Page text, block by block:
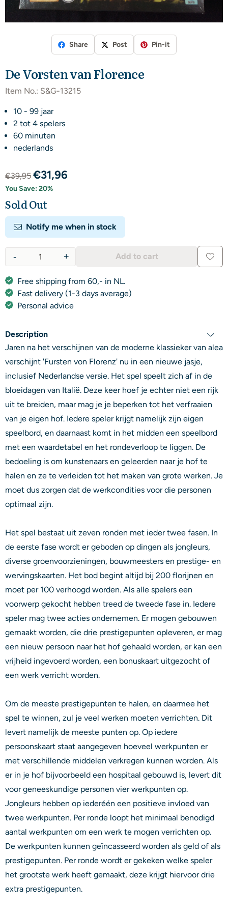
Share Post Pin-it
De Vorsten van Florence
Item No.: S&G-13215
10 - 99 jaar
2 tot 4 spelers
60 minuten
nederlands
€39,95 €31,96
You Save:20%
Sold Out
Notify me when in stock
+
- Add to cart
Free shipping from 60,- in NL.
Fast delivery (1-3 days average)
Personal advice
Description
Jaren na het verschijnen van de moderne klassieker van alea
verschijnt 'Fursten von Florenz' nu in een nieuwe jasje,
inclusief Nederlandse versie. Het spel speelt zich af in de
bloeidagen van Italië. Deze keer hoef je echter niet een rijk
uit te breiden, maar mag je je beperken tot het verfraaien
van je eigen hof. Iedere speler krijgt namelijk zijn eigen
speelbord, en daarnaast komt in het midden een speelbord
met een waardetabel en het rondeverloop te liggen. De
bedoeling is om kunstenaars en geleerden naar je hof te
halen en ze te verleiden tot het maken van grote werken. Je
moet dus zorgen dat de werkcondities voor die personen
optimaal zijn.
Het spel bestaat uit zeven ronden met ieder twee fasen. In
de eerste fase wordt er geboden op dingen als jongleurs,
diverse groenvoorzieningen, bouwmeesters en prestige- en
wervingskaarten. Het bod begint altijd bij 200 florijnen en
moet per 100 verhoogd worden. Als alle spelers een
voorwerp gekocht hebben treed de tweede fase in. Iedere
speler mag twee acties ondernemen. Er mogen gebouwen
gemaakt worden, die drie prestigepunten opleveren, er mag
een nieuw persoon naar het hof gehaald worden, er kan een
vrijheid ingevoerd worden, een bonuskaart uitgezocht of
een werk verricht worden.
Om de meeste prestigepunten te halen, en daarmee het
spel te winnen, zul je veel werken moeten verrichten. Dit
levert namelijk de meeste punten op. Op iedere
persoonskaart staat aangegeven hoeveel werkpunten er
met verschillende middelen verkregen kunnen worden. Als
er in je hof bijvoorbeeld een hospitaal gebouwd is, levert dit
voor geneeskundige personen vier werkpunten op.
Jongleurs hebben op iederéén een positieve invloed van
twee werkpunten. Per ronde loopt het minimaal benodigd
aantal werkpunten om een werk te mogen verrichten op.
De werkpunten kunnen geïncasseerd worden als geld of als
prestigepunten. Per ronde wordt er gekeken welke speler
het grootste werk heeft gemaakt, deze krijgt hiervoor drie
extra prestigepunten.